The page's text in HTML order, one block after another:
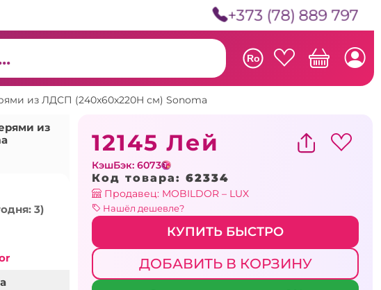
+373 (78) 889 797
Ro
из ЛДСП (240x60x220H см) Sonoma
из
3)
12145 Лей
КэшБэк: 6073
Код товара: 62334
Продавец: MOBILDOR – LUX
Нашёл дешевле?
КУПИТЬ БЫСТРО
ДОБАВИТЬ В КОРЗИНУ